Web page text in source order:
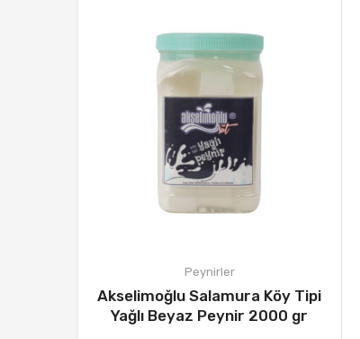
Peynirler
Akselimoğlu Salamura Köy Tipi
Yağlı Beyaz Peynir 2000 gr